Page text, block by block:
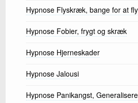
Hypnose Flyskræk, bange for at
Hypnose Fobier, frygt og skræk
Hypnose Hjerneskader
Hypnose Jalousi
Hypnose Panikangst,